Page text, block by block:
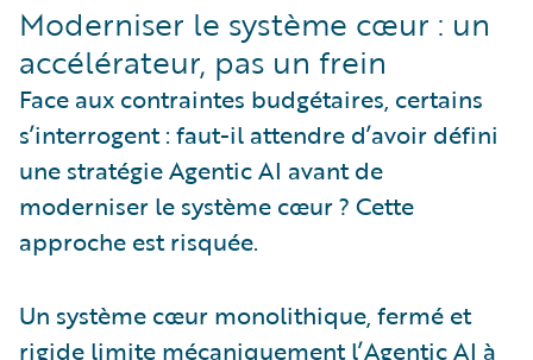
Moderniser le système cœur : un
accélérateur, pas un frein
Face aux contraintes budgétaires, certains
s’interrogent : faut-il attendre d’avoir défini
une stratégie Agentic AI avant de
moderniser le système cœur ? Cette
approche est risquée.
Un système cœur monolithique, fermé et
rigide limite mécaniquement l’Agentic AI à